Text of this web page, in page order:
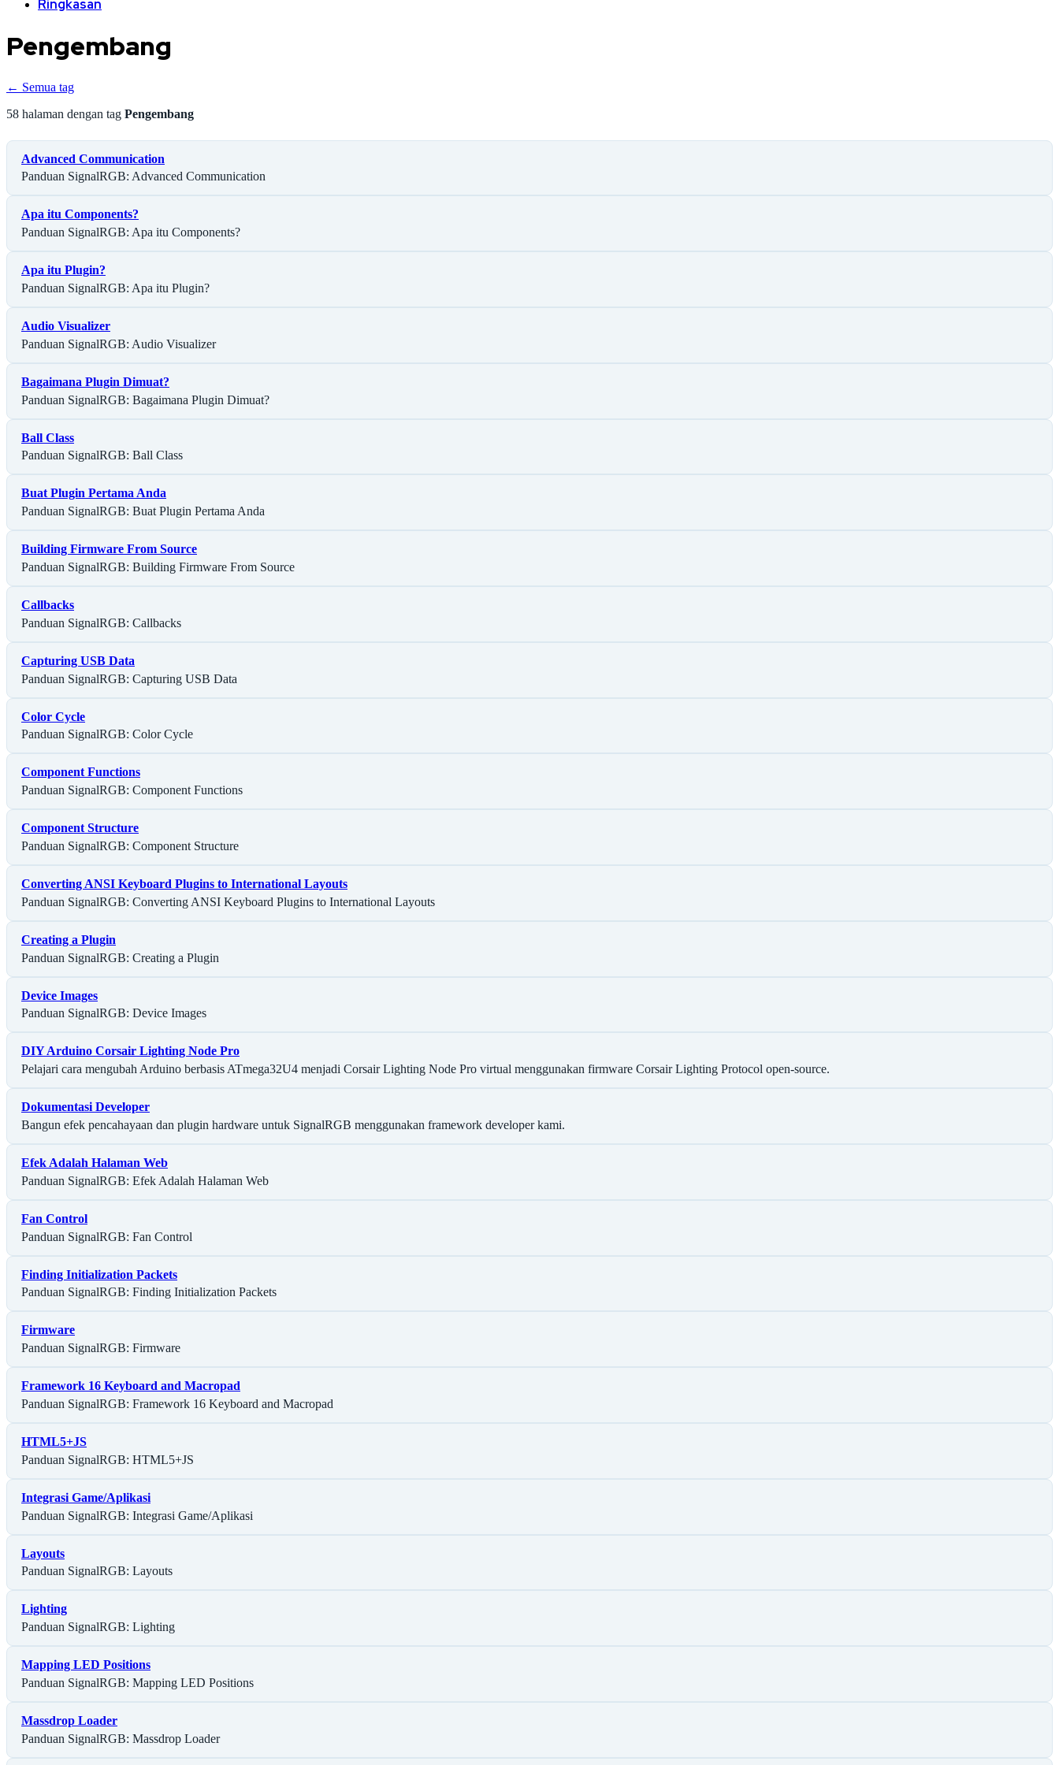
Ringkasan
Pengembang
← Semua tag
58 halaman dengan tag Pengembang
Advanced Communication
Panduan SignalRGB: Advanced Communication
Apa itu Components?
Panduan SignalRGB: Apa itu Components?
Apa itu Plugin?
Panduan SignalRGB: Apa itu Plugin?
Audio Visualizer
Panduan SignalRGB: Audio Visualizer
Bagaimana Plugin Dimuat?
Panduan SignalRGB: Bagaimana Plugin Dimuat?
Ball Class
Panduan SignalRGB: Ball Class
Buat Plugin Pertama Anda
Panduan SignalRGB: Buat Plugin Pertama Anda
Building Firmware From Source
Panduan SignalRGB: Building Firmware From Source
Callbacks
Panduan SignalRGB: Callbacks
Capturing USB Data
Panduan SignalRGB: Capturing USB Data
Color Cycle
Panduan SignalRGB: Color Cycle
Component Functions
Panduan SignalRGB: Component Functions
Component Structure
Panduan SignalRGB: Component Structure
Converting ANSI Keyboard Plugins to International Layouts
Panduan SignalRGB: Converting ANSI Keyboard Plugins to International Layouts
Creating a Plugin
Panduan SignalRGB: Creating a Plugin
Device Images
Panduan SignalRGB: Device Images
DIY Arduino Corsair Lighting Node Pro
Pelajari cara mengubah Arduino berbasis ATmega32U4 menjadi Corsair Lighting Node Pro virtual menggunakan firmware Corsair Lighting Protocol open-source.
Dokumentasi Developer
Bangun efek pencahayaan dan plugin hardware untuk SignalRGB menggunakan framework developer kami.
Efek Adalah Halaman Web
Panduan SignalRGB: Efek Adalah Halaman Web
Fan Control
Panduan SignalRGB: Fan Control
Finding Initialization Packets
Panduan SignalRGB: Finding Initialization Packets
Firmware
Panduan SignalRGB: Firmware
Framework 16 Keyboard and Macropad
Panduan SignalRGB: Framework 16 Keyboard and Macropad
HTML5+JS
Panduan SignalRGB: HTML5+JS
Integrasi Game/Aplikasi
Panduan SignalRGB: Integrasi Game/Aplikasi
Layouts
Panduan SignalRGB: Layouts
Lighting
Panduan SignalRGB: Lighting
Mapping LED Positions
Panduan SignalRGB: Mapping LED Positions
Massdrop Loader
Panduan SignalRGB: Massdrop Loader